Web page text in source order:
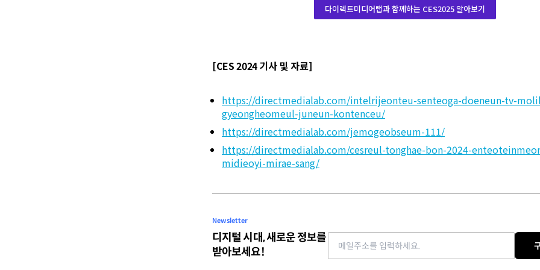
다이렉트미디어랩과 함께하는 CES2025 알아보기
[CES 2024 기사 및 자료]
https://directmedialab.com/intelrijeonteu-senteoga-doeneun-tv-
gyeongheomeul-juneun-kontenceu/
https://directmedialab.com/jemogeobseum-111/
https://directmedialab.com/cesreul-tonghae-bon-2024-
midieoyi-mirae-sang/
Newsletter
디지털 시대, 새로운 정보를
받아보세요!